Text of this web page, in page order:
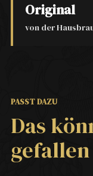
Original
von der
PASST DAZU
Das
gefallen